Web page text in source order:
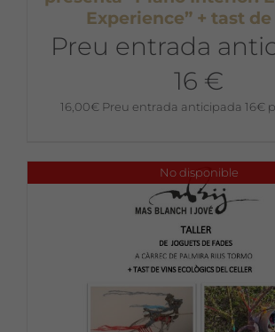
Experience” + tast
Preu entrada
16 €
16,00€ Preu entrada anticipada 16€
No disponible